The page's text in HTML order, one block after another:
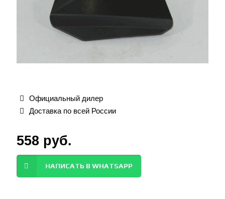
Официальный дилер
Доставка по всей России
558 руб.
НАПИСАТЬ В WHATSAPP